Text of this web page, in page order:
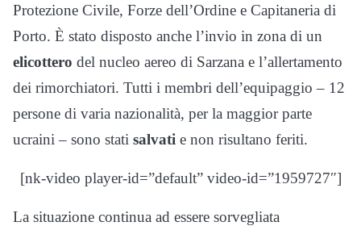
Protezione Civile, Forze dell’Ordine e Capitaneria di
Porto. È stato disposto anche l’invio in zona di un
elicottero del nucleo aereo di Sarzana e l’allertamento
dei rimorchiatori. Tutti i membri dell’equipaggio – 12
persone di varia nazionalità, per la maggior parte
ucraini – sono stati salvati e non risultano feriti.
[nk-video player-id=”default” video-id=”1959727″]
La situazione continua ad essere sorvegliata